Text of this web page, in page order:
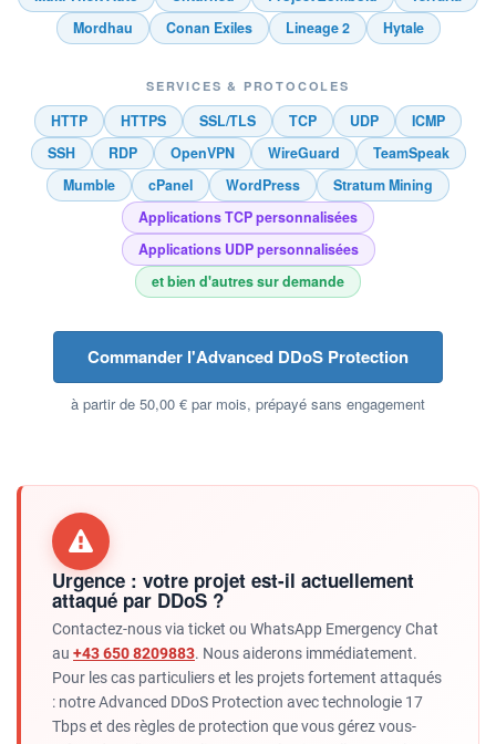
Mordhau
Conan Exiles Lineage 2 Hytale
SERVICES & PROTOCOLES
HTTP HTTPS SSL/TLS TCP UDP
ICMP
SSH
RDP OpenVPN WireGuard
TeamSpeak
Mumble
cPanel WordPress
Stratum Mining
Applications TCP personnalisées
Applications UDP personnalisées
et bien d'autres sur demande
Commander l'Advanced DDoS Protection
à partir de 50,00 € par mois, prépayé sans engagement
Urgence : votre projet est-il actuellement
attaqué par DDoS ?
Contactez-nous via ticket ou WhatsApp Emergency Chat
au +43 650 8209883. Nous aiderons immédiatement.
Pour les cas particuliers et les projets fortement attaqués
: notre Advanced DDoS Protection avec technologie 17
Tbps et des règles de protection que vous gérez vous-